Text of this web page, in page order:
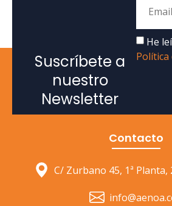
Suscríbete a
nuestro
Newsletter
He
Política
Contacto
C/ Zurbano 45, 1ª Planta,